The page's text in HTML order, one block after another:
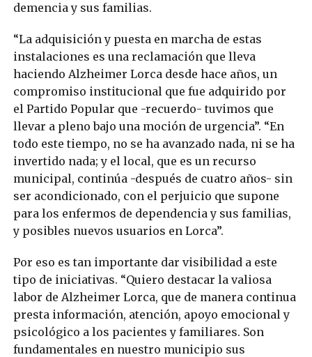
demencia y sus familias.
“La adquisición y puesta en marcha de estas
instalaciones es una reclamación que lleva
haciendo Alzheimer Lorca desde hace años, un
compromiso institucional que fue adquirido por
el Partido Popular que -recuerdo- tuvimos que
llevar a pleno bajo una moción de urgencia”. “En
todo este tiempo, no se ha avanzado nada, ni se ha
invertido nada; y el local, que es un recurso
municipal, continúa -después de cuatro años- sin
ser acondicionado, con el perjuicio que supone
para los enfermos de dependencia y sus familias,
y posibles nuevos usuarios en Lorca”.
Por eso es tan importante dar visibilidad a este
tipo de iniciativas. “Quiero destacar la valiosa
labor de Alzheimer Lorca, que de manera continua
presta información, atención, apoyo emocional y
psicológico a los pacientes y familiares. Son
fundamentales en nuestro municipio sus